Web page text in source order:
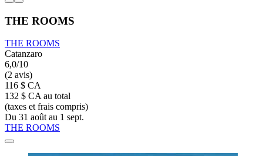
THE ROOMS
THE ROOMS
Catanzaro
6,0/10
(2 avis)
116 $ CA
132 $ CA au total
(taxes et frais compris)
Du 31 août au 1 sept.
THE ROOMS